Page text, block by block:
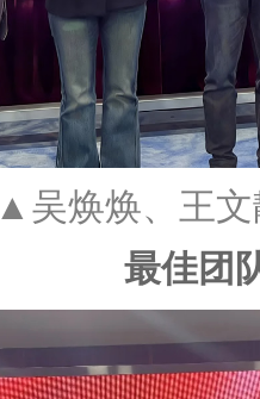
▲吴焕焕、王
最佳团